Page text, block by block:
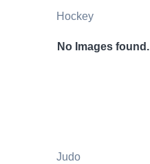
Hockey
No Images found.
Judo